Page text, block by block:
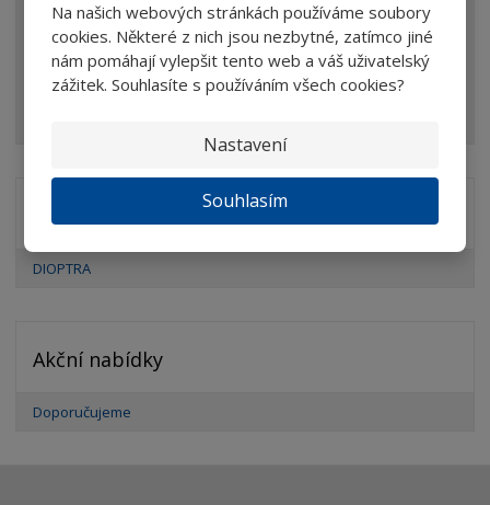
Na našich webových stránkách používáme soubory
cookies. Některé z nich jsou nezbytné, zatímco jiné
nám pomáhají vylepšit tento web a váš uživatelský
zážitek. Souhlasíte s používáním všech cookies?
Nastavení
Souhlasím
Mikroskopy
Optické prvky
Značka
DIOPTRA
Akční nabídky
Doporučujeme